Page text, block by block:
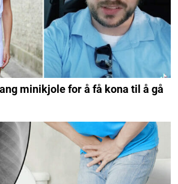
minikjole for å få kona til å gå